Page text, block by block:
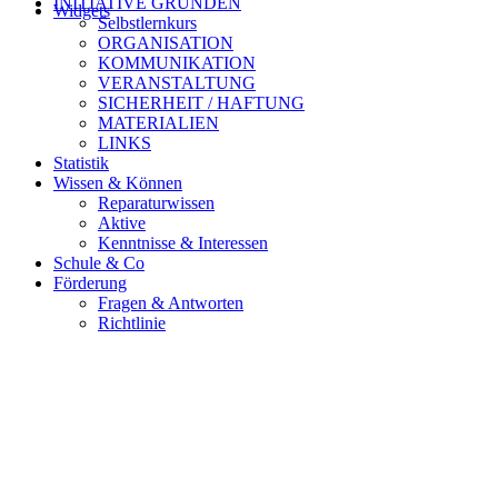
Selbstlernkurs
ORGANISATION
KOMMUNIKATION
VERANSTALTUNG
SICHERHEIT / HAFTUNG
MATERIALIEN
LINKS
Statistik
Wissen & Können
Reparaturwissen
Aktive
Kenntnisse & Interessen
Schule & Co
Förderung
Fragen & Antworten
Richtlinie
Widgets